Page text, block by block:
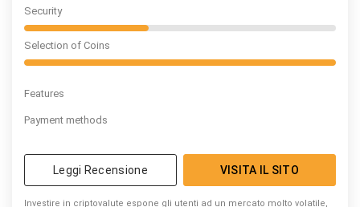
Security
Selection of Coins
Features
Payment methods
Leggi Recensione VISITA IL SITO
Investire in criptovalute espone gli utenti ad un mercato molto volatile,